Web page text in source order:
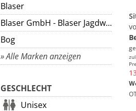
Blaser
Blaser GmbH - Blaser Jagdwaffen
Bog
» Alle Marken anzeigen
GESCHLECHT
Unisex